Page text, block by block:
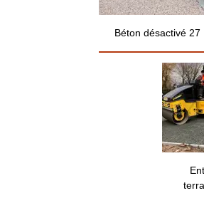
Béton désactivé 27